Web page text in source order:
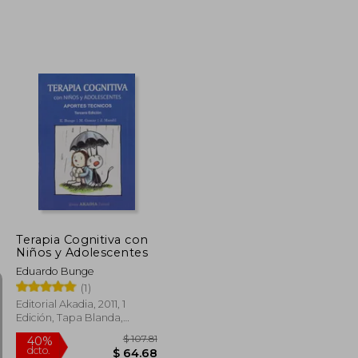
$ 36.38
$ 20.01
45%
dcto.
Terapia Cognitiva con
Niños y Adolescentes
Eduardo Bunge
(1)
Editorial Akadia, 2011, 1
Edición, Tapa Blanda,
Nuevo